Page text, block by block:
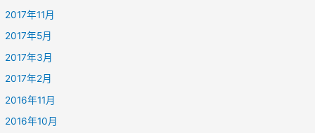
2017年11月
2017年5月
2017年3月
2017年2月
2016年11月
2016年10月